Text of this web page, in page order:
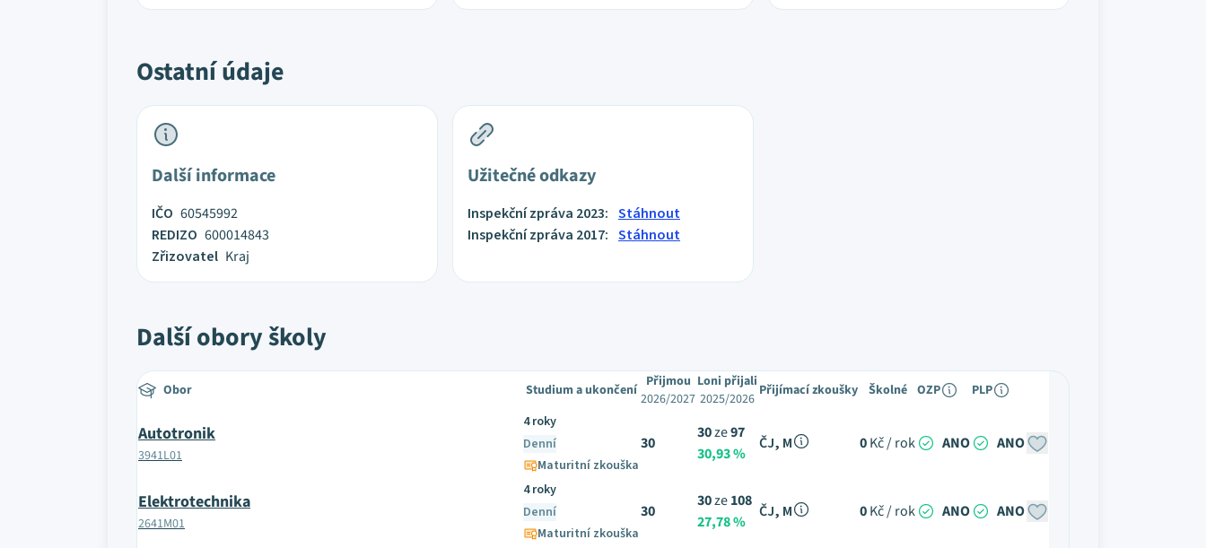
Ostatní údaje
Další informace
IČO 60545992
REDIZO 600014843
Zřizovatel Kraj
Užitečné odkazy
Inspekční zpráva 2023: Stáhnout
Inspekční zpráva 2017: Stáhnout
Další obory školy
Obor Studium a ukončení Přijmou
2026/2027
Loni přijali
2025/2026 Přijímací zkoušky Školné OZP PLP
Autotronik
3941L01
4 roky
Denní
Maturitní zkouška
30
30ze97
30,93 %
ČJ, M 0Kč / rok ANO ANO
Elektrotechnika
2641M01
4 roky
Denní
Maturitní zkouška
30
30ze108
27,78 %
ČJ, M 0Kč / rok ANO ANO